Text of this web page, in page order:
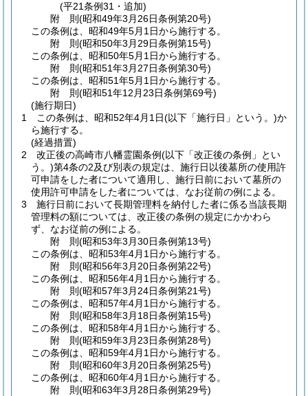
(平21条例31・追加)
附 則(昭和49年3月26日条例第20号)
この条例は、昭和49年5月1日から施行する。
附 則(昭和50年3月29日条例第15号)
この条例は、昭和50年5月1日から施行する。
附 則(昭和51年3月27日条例第30号)
この条例は、昭和51年5月1日から施行する。
附 則(昭和51年12月23日条例第69号)
(施行期日)
1
この条例は、昭和52年4月1日(以下「施行日」という。)か
ら施行する。
(経過措置)
2
改正後の高崎市八幡霊園条例(以下「改正後の条例」とい
う。)第4条の2及び別表の規定は、施行日以後墓所の使用許
可申請をした者について適用し、施行日前において墓所の
使用許可申請をした者については、なお従前の例による。
3
施行日前において長期管理料を納付した者に係る当該長期
管理料の額については、改正後の条例の規定にかかわら
ず、なお従前の例による。
附 則(昭和53年3月30日条例第13号)
この条例は、昭和53年4月1日から施行する。
附 則(昭和56年3月20日条例第22号)
この条例は、昭和56年4月1日から施行する。
附 則(昭和57年3月24日条例第21号)
この条例は、昭和57年4月1日から施行する。
附 則(昭和58年3月18日条例第15号)
この条例は、昭和58年4月1日から施行する。
附 則(昭和59年3月23日条例第28号)
この条例は、昭和59年4月1日から施行する。
附 則(昭和60年3月20日条例第25号)
この条例は、昭和60年4月1日から施行する。
附 則(昭和63年3月28日条例第29号)